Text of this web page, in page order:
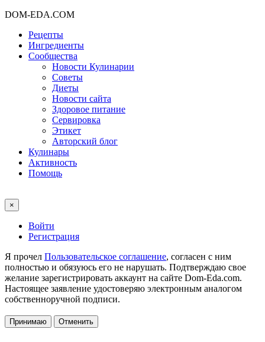
DOM-EDA.COM
Рецепты
Ингредиенты
Сообщества
Новости Кулинарии
Советы
Диеты
Новости сайта
Здоровое питание
Сервировка
Этикет
Авторский блог
Кулинары
Активность
Помощь
×
Войти
Регистрация
Я прочел Пользовательское соглашение, согласен с ним
полностью и обязуюсь его не нарушать. Подтверждаю свое
желание зарегистрировать аккаунт на сайте Dom-Eda.com.
Настоящее заявление удостоверяю электронным аналогом
собственноручной подписи.
Принимаю Отменить